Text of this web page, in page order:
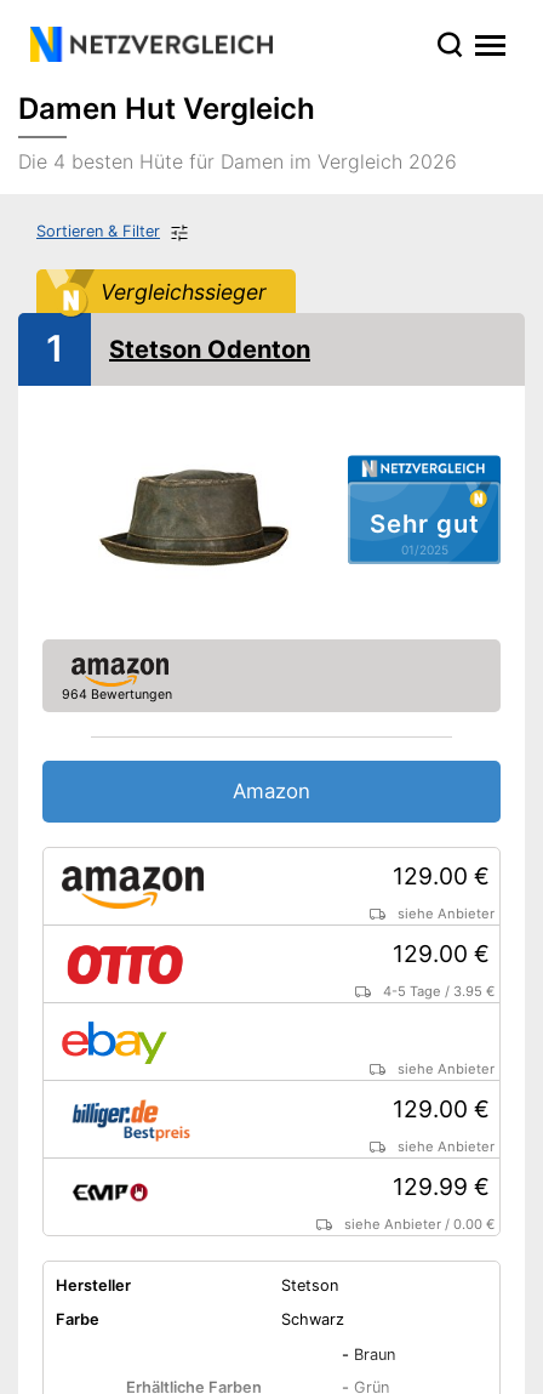
Damen Hut Vergleich
Die 4 besten Hüte für Damen im Vergleich 2026
Sortieren & Filter
Vergleichssieger
Sehr gut
01/2025
1 Stetson Odenton
964 Bewertungen
Amazon
129.00 €
siehe Anbieter
129.00 €
4-5 Tage / 3.95 €
siehe Anbieter
129.00 €
siehe Anbieter
129.99 €
siehe Anbieter /0.00 €
Hersteller
Stetson
Farbe
Schwarz
Erhältliche Farben
- Braun
- Grün